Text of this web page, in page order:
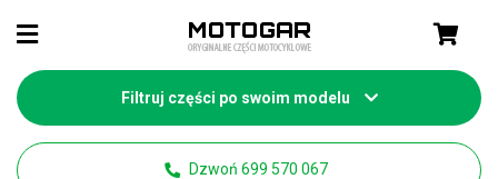
Filtruj części po swoim modelu
Dzwoń 699 570 067